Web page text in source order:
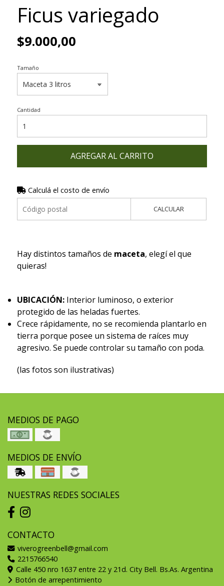
Ficus variegado
$9.000,00
Tamaño
Cantidad
AGREGAR AL CARRITO
Calculá el costo de envío
CALCULAR
Hay distintos tamaños de maceta, elegí el que
quieras!
UBICACIÓN:Interior luminoso, o exterior
protegido de las heladas fuertes.
Crece rápidamente, no se recomienda plantarlo en
tierra porque posee un sistema de raíces muy
agresivo. Se puede controlar su tamaño con poda.
(las fotos son ilustrativas)
MEDIOS DE PAGO
MEDIOS DE ENVÍO
NUESTRAS REDES SOCIALES
CONTACTO
viverogreenbell@gmail.com
2215766540
Calle 450 nro 1637 entre 22 y 21d. City Bell. Bs.As. Argentina
Botón de arrepentimiento